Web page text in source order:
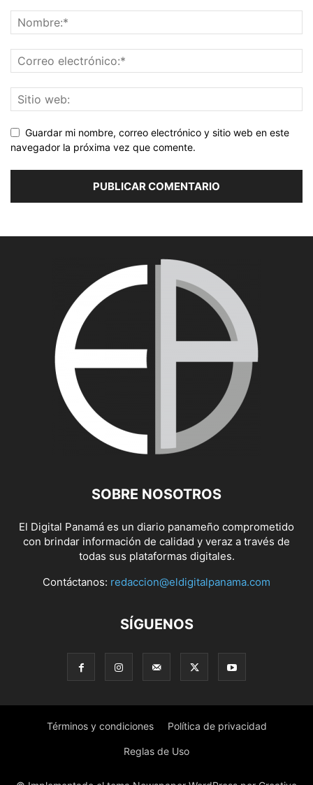
Guardar mi nombre, correo electrónico y sitio web en este
navegador la próxima vez que comente.
SOBRE NOSOTROS
El Digital Panamá es un diario panameño comprometido
con brindar información de calidad y veraz a través de
todas sus plataformas digitales.
Contáctanos: redaccion@eldigitalpanama.com
SÍGUENOS
Términos y condiciones Política de privacidad
Reglas de Uso